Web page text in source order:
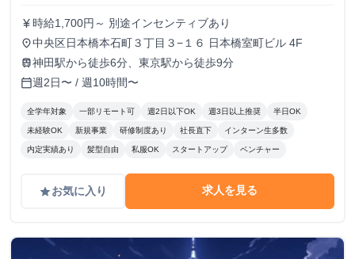
currency_yen 時給1,700円～ 別途インセンティブあり
place中央区日本橋本石町３丁目３−１６ 日本橋室町ビル 4F
train神田駅から徒歩6分、東京駅から徒歩9分
calendar_today週2日〜 / 週10時間〜
全学年対象 一部リモート可 週2日以下OK 週3日以上推奨 半日OK
未経験OK 新規事業 研修制度あり 社長直下 インターン生多数
内定実績あり 髪型自由 私服OK スタートアップ ベンチャー
gradeお気に入り 求人を見る